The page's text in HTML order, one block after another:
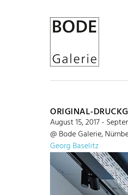
ORIGINAL-
August 15, 2017 -
@ Bode Galerie,
Georg Baselitz